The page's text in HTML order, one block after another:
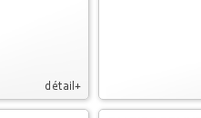
détail+